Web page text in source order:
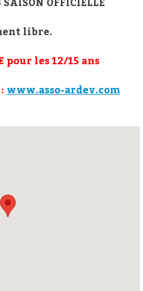
libre.
pour les 12/15 ans
www.asso-ardev.com